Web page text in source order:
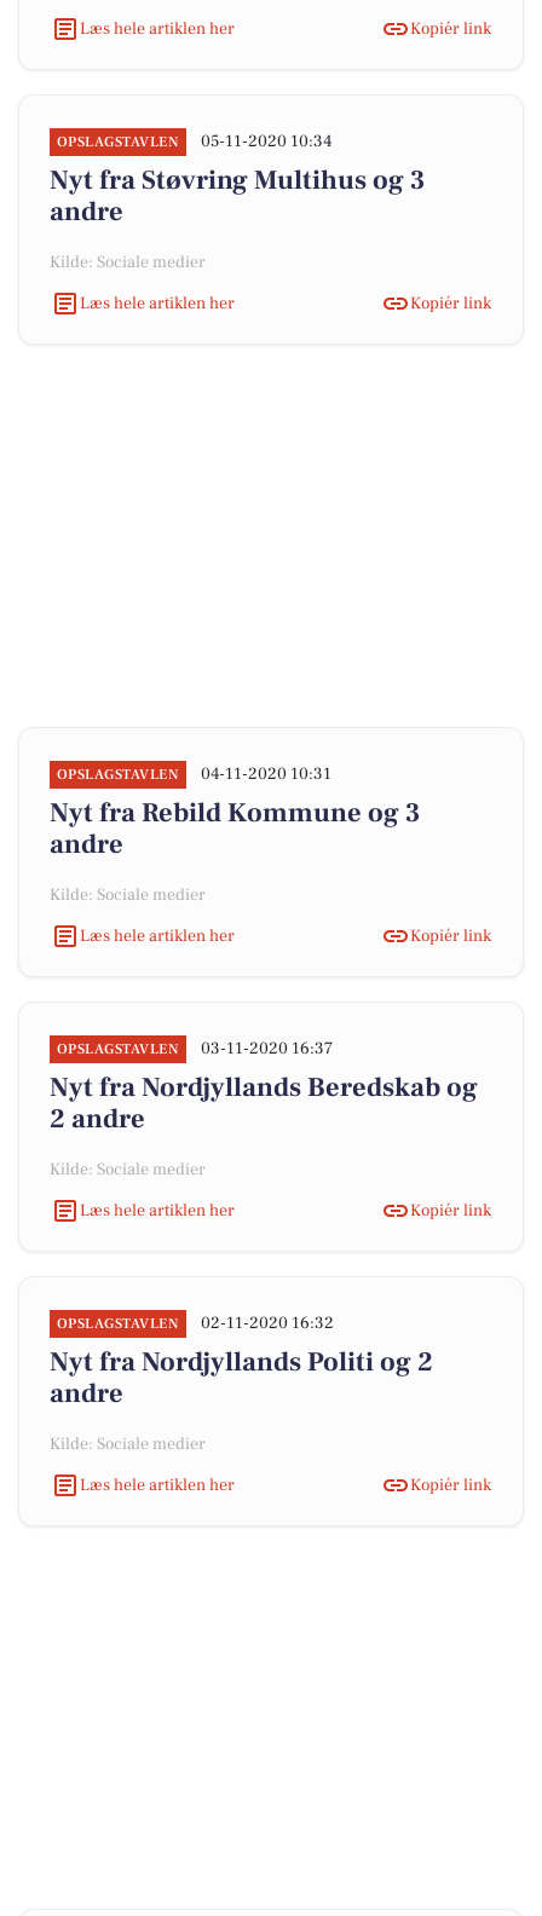
Læs hele artiklen her
Kopiér link
OPSLAGSTAVLEN 05-11-2020 10:34
Nyt fra Støvring Multihus og 3
andre
Kilde: Sociale medier
Læs hele artiklen her
Kopiér link
OPSLAGSTAVLEN 04-11-2020 10:31
Nyt fra Rebild Kommune og 3
andre
Kilde: Sociale medier
Læs hele artiklen her
Kopiér link
OPSLAGSTAVLEN 03-11-2020 16:37
Nyt fra Nordjyllands Beredskab og
2 andre
Kilde: Sociale medier
Læs hele artiklen her
Kopiér link
OPSLAGSTAVLEN 02-11-2020 16:32
Nyt fra Nordjyllands Politi og 2
andre
Kilde: Sociale medier
Læs hele artiklen her
Kopiér link